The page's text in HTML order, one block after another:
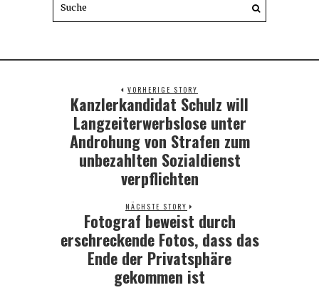
VORHERIGE STORY
Previous
post:
Kanzlerkandidat Schulz will
Langzeiterwerbslose unter
Androhung von Strafen zum
unbezahlten Sozialdienst
verpflichten
NÄCHSTE STORY
Next
post:
Fotograf beweist durch
erschreckende Fotos, dass das
Ende der Privatsphäre
gekommen ist